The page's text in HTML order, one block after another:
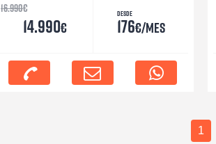
16.990€
14.990€
Desde
176€/mes
1